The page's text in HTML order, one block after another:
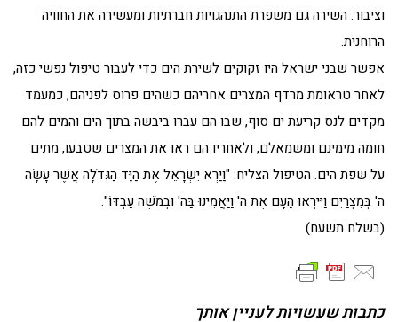
וציבור. השירה גם משפרת התנהגויות חברתיות ומעשירה את החוויה
הרוחנית.
אפשר שבני ישראל היו זקוקים לשירת הים כדי לעבור טיפול נפשי כזה,
לאחר טראומת מרדף המצרים אחריהם כשהים פרוס לפניהם, כמעמד
מקדים לנס קריעת ים סוף, שבו הם עברו ביבשה בתוך הים והמים להם
חומה מימינם ומשמאלם, ולאחריו הם ראו את המצרים שטבעו, מתים
על שפת הים. הטיפול הצליח: "וַיַּרְא יִשְׂרָאֵל אֶת הַיָּד הַגְּדֹלָה אֲשֶׁר עָשָׂה
ה' בְּמִצְרַיִם וַיִּירְאוּ הָעָם אֶת ה' וַיַּאֲמִינוּ בַּה' וּבְמֹשֶׁה עַבְדּוֹ".
(בשלח תשעח)
כתבות שעשויות לעניין אותך